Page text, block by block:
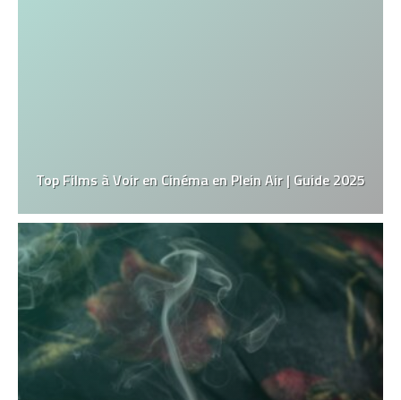
Top Films à Voir en Cinéma en Plein Air | Guide 2025